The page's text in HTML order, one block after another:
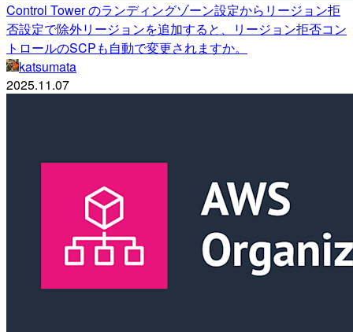
Control Tower のランディングゾーン設定からリージョン拒
否設定で除外リージョンを追加すると、リージョン拒否コン
トロールのSCPも自動で変更されますか。
katsumata
2025.11.07